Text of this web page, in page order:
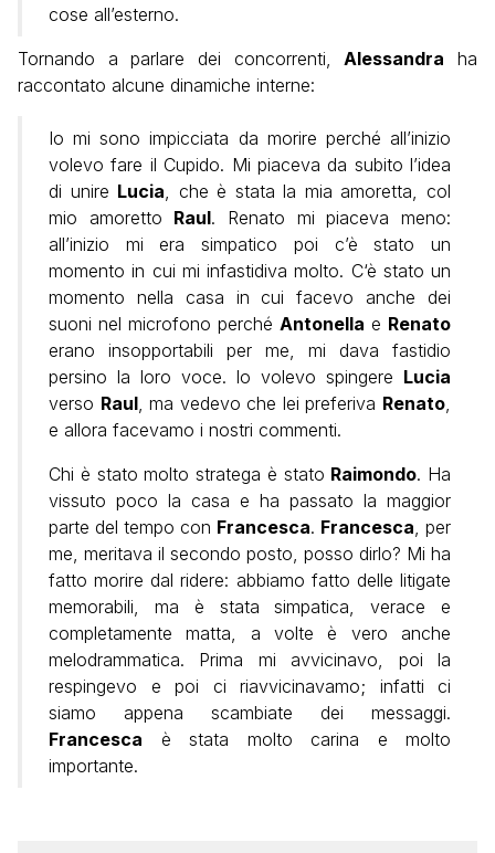
cose all’esterno.
Tornando a parlare dei concorrenti, Alessandra ha
raccontato alcune dinamiche interne:
Io mi sono impicciata da morire perché all’inizio
volevo fare il Cupido. Mi piaceva da subito l’idea
di unire Lucia , che è stata la mia amoretta, col
mio amoretto Raul. Renato mi piaceva meno:
all’inizio mi era simpatico poi c’è stato un
momento in cui mi infastidiva molto. C‘è stato un
momento nella casa in cui facevo anche dei
suoni nel microfono perché Antonella e Renato
erano insopportabili per me, mi dava fastidio
persino la loro voce. Io volevo spingere Lucia
verso Raul, ma vedevo che lei preferiva Renato
e allora facevamo i nostri commenti.
Chi è stato molto stratega è stato Raimondo. Ha
vissuto poco la casa e ha passato la maggior
parte del tempo con Francesca. Francesca , per
me, meritava il secondo posto, posso dirlo? Mi ha
fatto morire dal ridere: abbiamo fatto delle litigate
memorabili, ma è stata simpatica, verace e
completamente matta, a volte è vero anche
melodrammatica. Prima mi avvicinavo, poi la
respingevo e poi ci riavvicinavamo; infatti ci
siamo appena scambiate dei messaggi.
Francesca è stata molto carina e molto
importante.